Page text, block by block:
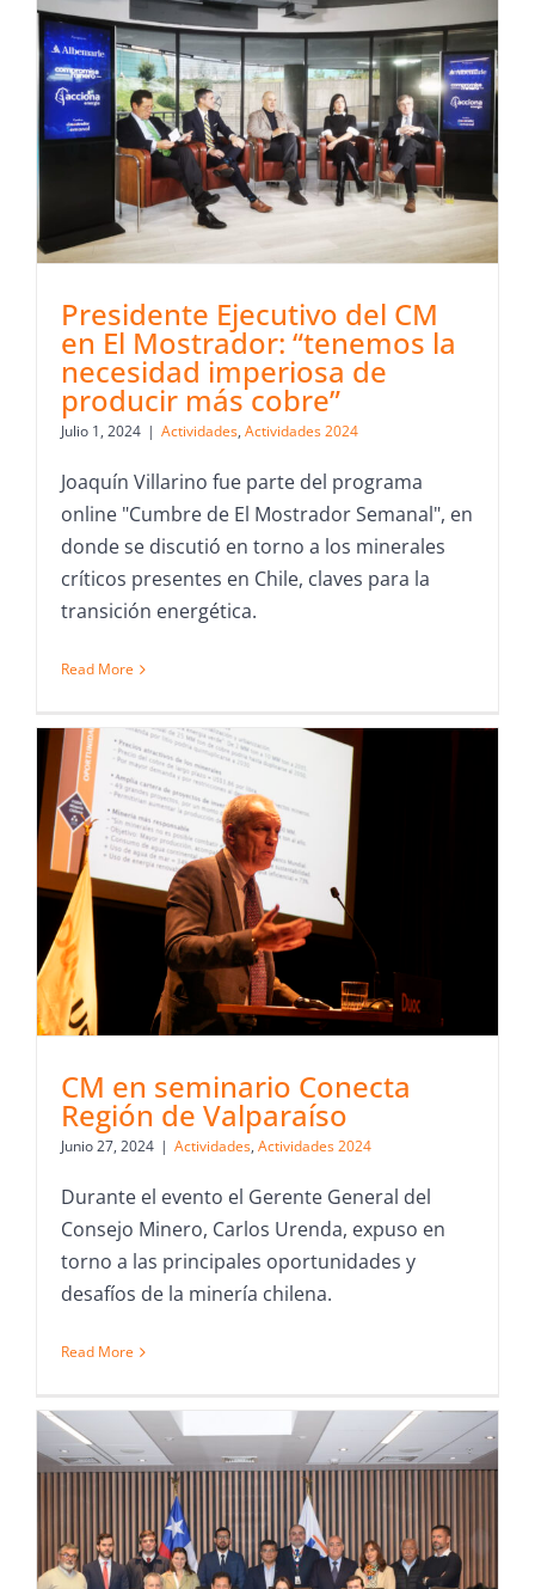
Presidente Ejecutivo del CM
en El Mostrador: “tenemos la
necesidad imperiosa de
producir más cobre”
Julio 1, 2024 | Actividades, Actividades 2024
Joaquín Villarino fue parte del programa
online "Cumbre de El Mostrador Semanal", en
donde se discutió en torno a los minerales
críticos presentes en Chile, claves para la
transición energética.
Read More
CM en seminario Conecta
Región de Valparaíso
Junio 27, 2024 | Actividades, Actividades 2024
Durante el evento el Gerente General del
Consejo Minero, Carlos Urenda, expuso en
torno a las principales oportunidades y
desafíos de la minería chilena.
Read More